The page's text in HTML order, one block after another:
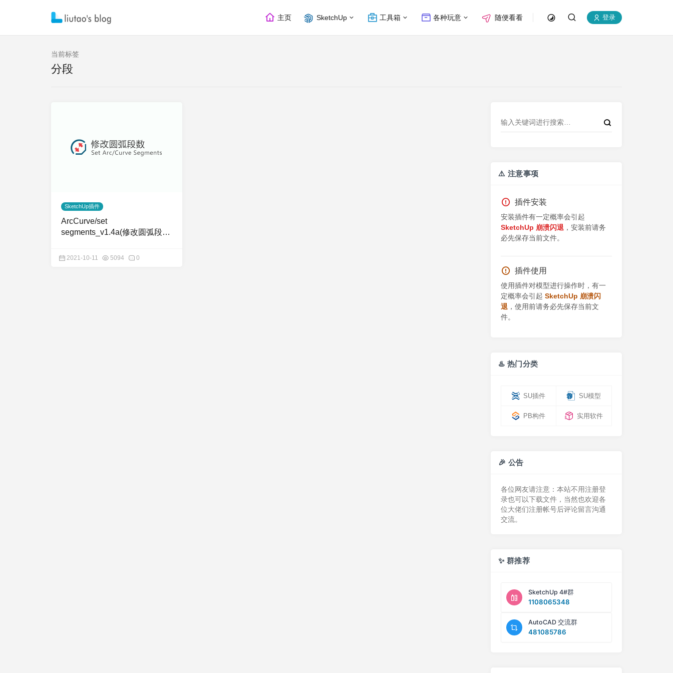
主页 SketchUp 工具箱 各种玩意 随便看看 登录
当前标签
分段
SketchUp插件
ArcCurve/set
segments_v1.4a(修改圆弧段
2021-10-11 5094 0
⚠️ 注意事项
插件安装
安装插件有一定概率会引起
SketchUp 崩溃闪退 ，安装前请务
必先保存当前文件。
插件使用
使用插件对模型进行操作时，有一
定概率会引起 SketchUp 崩溃闪
退 ，使用前请务必先保存当前文
件。
♨️ 热门分类
SU插件 SU模型
PB构件 实用软件
🎉 公告
各位网友请注意：本站不用注册登
录也可以下载文件，当然也欢迎各
位大佬们注册帐号后评论留言沟通
交流。
✨ 群推荐
SketchUp 4#群
1108065348
AutoCAD 交流群
481085786